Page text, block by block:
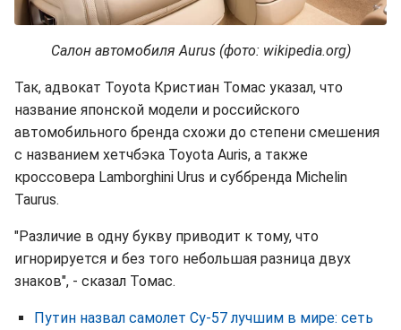
Салон автомобиля Aurus (фото: wikipedia.org)
Так, адвокат Toyota Кристиан Томас указал, что
название японской модели и российского
автомобильного бренда схожи до степени смешения
с названием хетчбэка Toyota Auris, а также
кроссовера Lamborghini Urus и суббренда Michelin
Taurus.
"Различие в одну букву приводит к тому, что
игнорируется и без того небольшая разница двух
знаков", - сказал Томас.
Путин назвал самолет Су-57 лучшим в мире: сеть